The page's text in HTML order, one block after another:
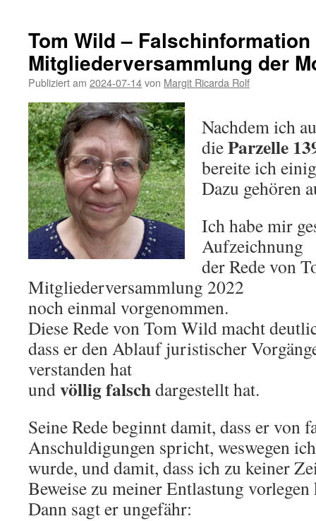
–
Tom Wild –
Mitgliederversammlung der
Publiziert am 2024-07-14von Margit Ricarda Rolf
Nachdem ich
dieParzelle
bereite ich
Dazu gehören
Ich habe mir
Aufzeichnung
der Rede von
Mitgliederversammlung 2022
noch einmal vorgenommen.
Diese Rede von Tom Wild macht
dass er den Ablauf juristischer
verstanden hat
undvöllig falschdargestellt hat.
Seine Rede beginnt damit, dass er von
Anschuldigungen spricht, weswegen
wurde, und damit, dass ich zu keiner
Beweise zu meiner Entlastung vorlegen
Dann sagt er ungefähr: